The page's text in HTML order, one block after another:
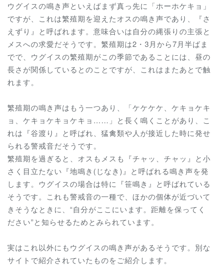
ウグイスの鳴き声といえばまず真っ先に「ホーホケキョ」
ですが、これは繁殖期を迎えたオスの鳴き声であり、『さ
えずり』と呼ばれます。意味合いは自分の縄張りの主張と
メスへの求愛だそうです。繁殖期は2・3月から7月半ばま
でで、ウグイスの繁殖期がこの季節であることには、昼の
長さが関係しているとのことですが、これはまたあとで触
れます。
繁殖期の鳴き声はもう一つあり、「ケケケケ、ケキョケキ
ョ、ケキョケキョケキョ……」と長く鳴くことがあり、こ
れは『谷渡り』と呼ばれ、猛禽類や人が接近した時に発せ
られる警戒音だそうです。
繁殖期を過ぎると、オスもメスも『チャッ、チャッ』と小
さく目立たない『地鳴き(じなき)』と呼ばれる鳴き声を発
します。ウグイスの場合は特に『笹鳴き』と呼ばれている
そうです。これも警戒音の一種で、ほかの個体が近づいて
きそうなときに、“自分がここにいます。距離を保ってく
ださい”と知らせるためとみられています。
実はこれ以外にもウグイスの鳴き声があるそうです。別な
サイトで紹介されていたものをご紹介します。